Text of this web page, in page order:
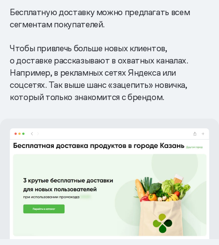
Бесплатную доставку можно предлагать всем
сегментам покупателей.
Чтобы привлечь больше новых клиентов,
о доставке рассказывают в охватных каналах.
Например, в рекламных сетях Яндекса или
соцсетях. Так выше шанс «зацепить» новичка,
который только знакомится с брендом.